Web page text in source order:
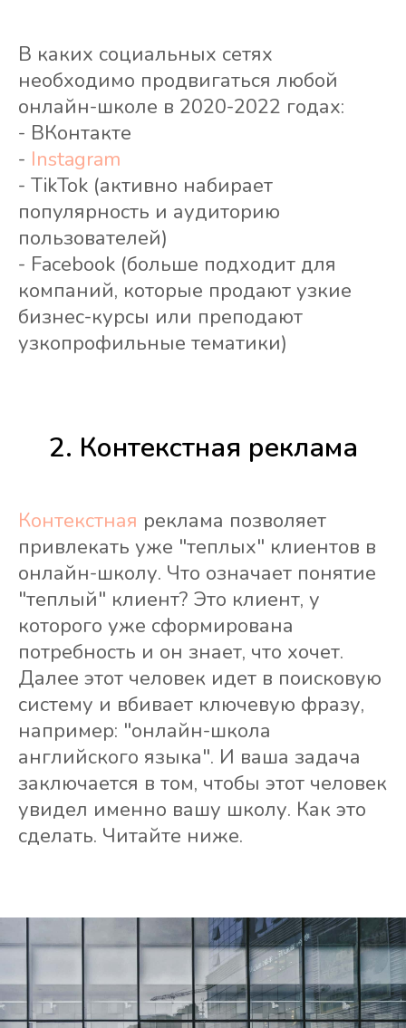
В каких социальных сетях
необходимо продвигаться любой
онлайн-школе в 2020-2022 годах:
- ВКонтакте
- Instagram
- TikTok (активно набирает
популярность и аудиторию
пользователей)
- Facebook (больше подходит для
компаний, которые продают узкие
бизнес-курсы или преподают
узкопрофильные тематики)
2. Контекстная реклама
Контекстная реклама позволяет
привлекать уже "теплых" клиентов в
онлайн-школу. Что означает понятие
"теплый" клиент? Это клиент, у
которого уже сформирована
потребность и он знает, что хочет.
Далее этот человек идет в поисковую
систему и вбивает ключевую фразу,
например: "онлайн-школа
английского языка". И ваша задача
заключается в том, чтобы этот человек
увидел именно вашу школу. Как это
сделать. Читайте ниже.